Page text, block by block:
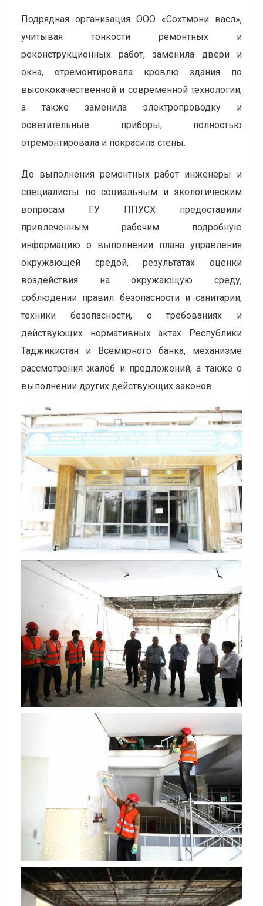
Подрядная организация ООО «Сохтмони васл»,
учитывая тонкости ремонтных и
реконструкционных работ, заменила двери и
окна, отремонтировала кровлю здания по
высококачественной и современной технологии,
а также заменила электропроводку и
осветительные приборы, полностью
отремонтировала и покрасила стены.
До выполнения ремонтных работ инженеры и
специалисты по социальным и экологическим
вопросам ГУ ППУСХ предоставили
привлеченным рабочим подробную
информацию о выполнении плана управления
окружающей средой, результатах оценки
воздействия на окружающую среду,
соблюдении правил безопасности и санитарии,
техники безопасности, о требованиях и
действующих нормативных актах Республики
Таджикистан и Всемирного банка, механизме
рассмотрения жалоб и предложений, а также о
выполнении других действующих законов.